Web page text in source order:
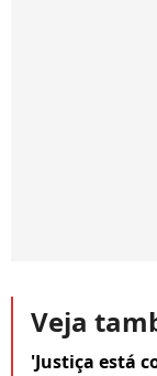
Veja
'Justiça está